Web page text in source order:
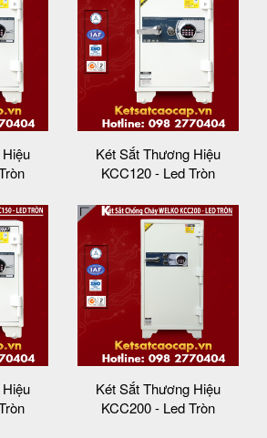
Két Sắt Thương Hiệu
KCC120 - Led Tròn
Két Sắt Thương Hiệu
KCC200 - Led Tròn